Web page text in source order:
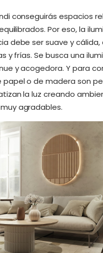
conseguirás espacios
Por eso, la
debe ser suave y cálida,
y frías. Se busca una
y acogedora. Y para
papel o de madera son
la luz creando
agradables.